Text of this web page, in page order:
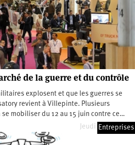
de la guerre et du contrôle
explosent et que les guerres se
revient à Villepinte. Plusieurs
mobiliser du 12 au 15 juin contre ce…
Jeudi 11 juin 2026
Entreprises